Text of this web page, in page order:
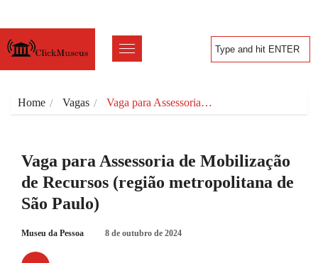
Home Vagas Vaga para Assessoria…
Vaga para Assessoria de Mobilização
de Recursos (região metropolitana de
São Paulo)
Museu da Pessoa 8 de outubro de 2024